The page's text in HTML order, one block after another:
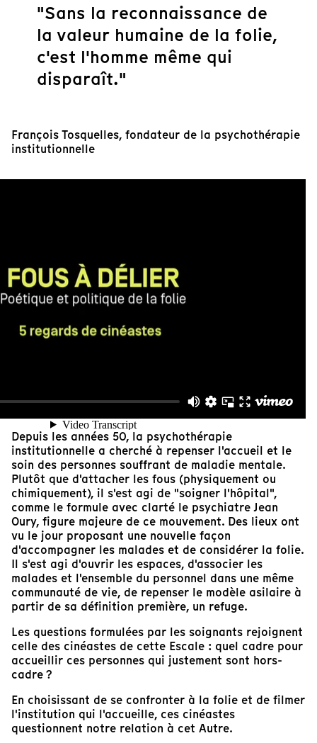
"Sans la reconnaissance de
la valeur humaine de la folie,
c'est l'homme même qui
disparaît."
François Tosquelles, fondateur de la psychothérapie
institutionnelle
Depuis les années 50, la psychothérapie
institutionnelle a cherché à repenser l'accueil et le
soin des personnes souffrant de maladie mentale.
Plutôt que d'attacher les fous (physiquement ou
chimiquement), il s'est agi de "soigner l'hôpital",
comme le formule avec clarté le psychiatre Jean
Oury, figure majeure de ce mouvement. Des lieux ont
vu le jour proposant une nouvelle façon
d'accompagner les malades et de considérer la folie.
Il s'est agi d'ouvrir les espaces, d'associer les
malades et l'ensemble du personnel dans une même
communauté de vie, de repenser le modèle asilaire à
partir de sa définition première, un refuge.
Les questions formulées par les soignants rejoignent
celle des cinéastes de cette Escale : quel cadre pour
accueillir ces personnes qui justement sont hors-
cadre ?
En choisissant de se confronter à la folie et de filmer
l'institution qui l'accueille, ces cinéastes
questionnent notre relation à cet Autre.